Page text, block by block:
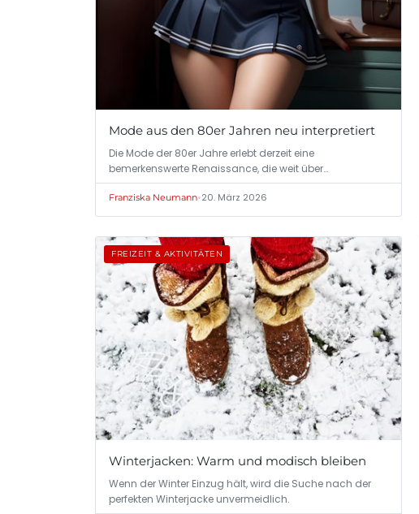
Mode aus den 80er Jahren neu interpretiert
Die Mode der 80er Jahre erlebt derzeit eine
bemerkenswerte Renaissance, die weit über
nostalgische…
Franziska Neumann•20. März 2026
FREIZEIT & AKTIVITÄTEN
Winterjacken: Warm und modisch bleiben
Wenn der Winter Einzug hält, wird die Suche nach der
perfekten Winterjacke unvermeidlich.